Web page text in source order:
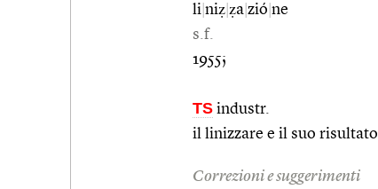
li niẓ ẓa zió ne
s.f.
1955;
TS industr.
il linizzare e il suo risultato
Correzioni e suggerimenti